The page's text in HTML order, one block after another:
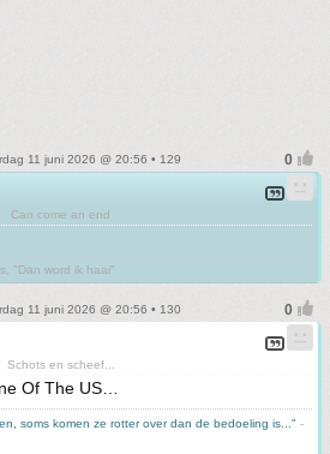
11 juni 2026 @ 20:56 • 129
Can come an end
"Dan word ik haai"
11 juni 2026 @ 20:56 • 130
Schots en scheef...
Of The US…
soms komen ze rotter over dan de bedoeling is..." -